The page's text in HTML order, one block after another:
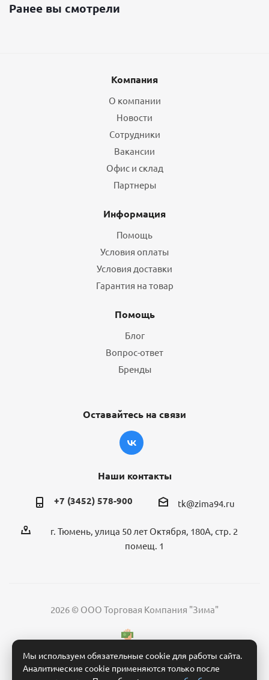
Ранее вы смотрели
Компания
О компании
Новости
Сотрудники
Вакансии
Офис и склад
Партнеры
Информация
Помощь
Условия оплаты
Условия доставки
Гарантия на товар
Помощь
Блог
Вопрос-ответ
Бренды
Оставайтесь на связи
Наши контакты
+7 (3452) 578-900 tk@zima94.ru
г. Тюмень, улица 50 лет Октября, 180А, стр. 2
помещ. 1
2026 © ООО Торговая Компания "Зима"
Мы используем обязательные cookie для работы сайта.
Аналитические cookie применяются только после